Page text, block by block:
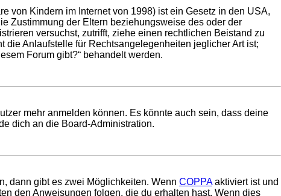
von Kindern im Internet von 1998) ist ein Gesetz in den USA,
Zustimmung der Eltern beziehungsweise des oder der
versuchst, zutrifft, ziehe einen rechtlichen Beistand zu
Anlaufstelle für Rechtsangelegenheiten jeglicher Art ist;
Forum gibt?“ behandelt werden.
mehr anmelden können. Es könnte auch sein, dass deine
dich an die Board-Administration.
dann gibt es zwei Möglichkeiten. Wenn COPPAaktiviert ist und
den Anweisungen folgen, die du erhalten hast. Wenn dies